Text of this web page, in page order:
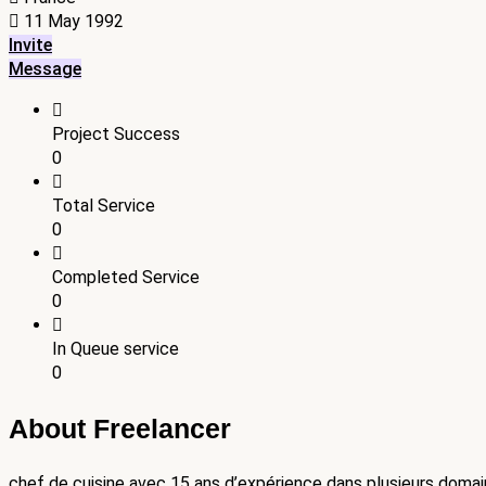
11 May 1992
Invite
Message
Project Success
0
Total Service
0
Completed Service
0
In Queue service
0
About Freelancer